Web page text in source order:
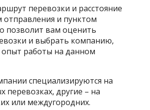
перевозки и расстояние
и пунктом
позволит вам оценить
и выбрать компанию,
опыт работы на данном
специализируются на
перевозках, другие – на
или междугородних.